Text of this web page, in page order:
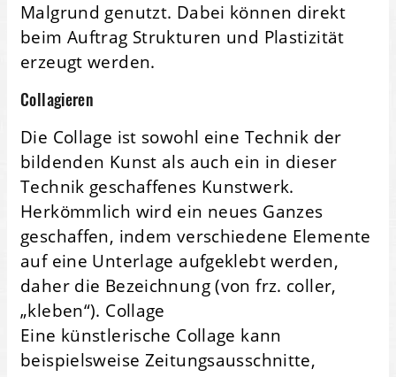
Malgrund genutzt. Dabei können direkt
beim Auftrag Strukturen und Plastizität
erzeugt werden.
Collagieren
Die Collage ist sowohl eine Technik der
bildenden Kunst als auch ein in dieser
Technik geschaffenes Kunstwerk.
Herkömmlich wird ein neues Ganzes
geschaffen, indem verschiedene Elemente
auf eine Unterlage aufgeklebt werden,
daher die Bezeichnung (von frz. coller,
„kleben“). Collage
Eine künstlerische Collage kann
beispielsweise Zeitungsausschnitte,